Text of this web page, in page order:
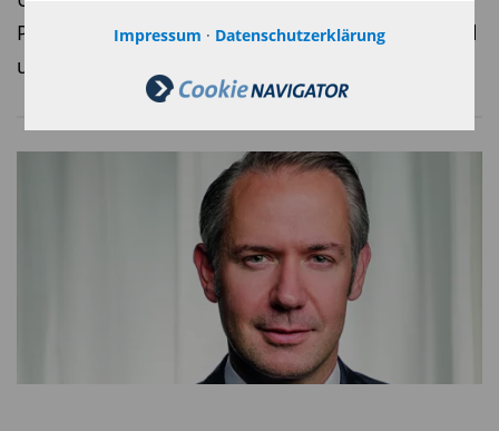
Impressum · Datenschutzerklärung
Paul Elmlinger, stellvertretender General Counsel
und Global Head of Public Policy.